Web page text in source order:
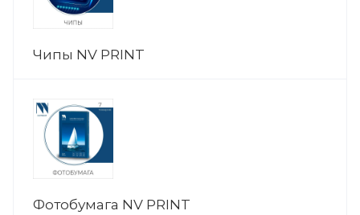
Чипы NV PRINT
Фотобумага NV PRINT